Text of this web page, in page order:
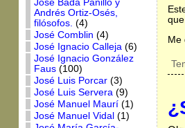
José Bada Panillo y
Andrés Ortiz-Osés,
filósofos. (4)
José Comblin (4)
José Ignacio Calleja(6)
José Ignacio González
Faus(100)
José Luis Porcar(3)
José Luis Servera(9)
José Manuel Maurí(1)
José Manuel Vidal (1)
Me